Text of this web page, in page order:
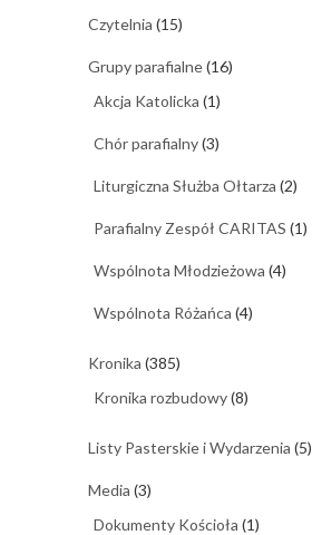
Czytelnia (15)
Grupy parafialne(16)
Akcja Katolicka (1)
Chór parafialny(3)
Liturgiczna Służba Ołtarza (2)
Parafialny Zespół CARITAS (1)
Wspólnota Młodzieżowa (4)
Wspólnota Różańca (4)
Kronika (385)
Kronika rozbudowy(8)
Listy Pasterskie i Wydarzenia (5)
Media (3)
Dokumenty Kościoła (1)